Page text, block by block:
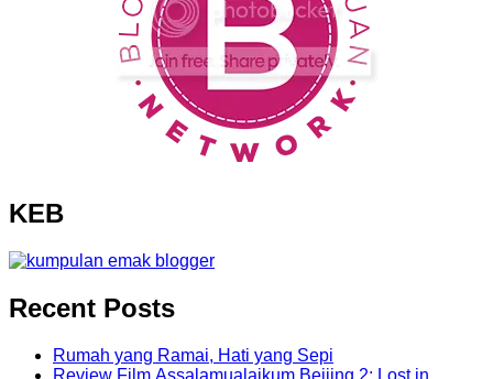
KEB
Recent Posts
Rumah yang Ramai, Hati yang Sepi
Review Film Assalamualaikum Beijing 2: Lost in